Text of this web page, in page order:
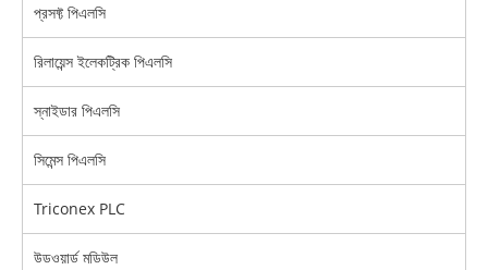
প্রসফ্ট পিএলসি
রিলায়েন্স ইলেকট্রিক পিএলসি
স্নাইডার পিএলসি
সিমেন্স পিএলসি
Triconex PLC
উডওয়ার্ড মডিউল